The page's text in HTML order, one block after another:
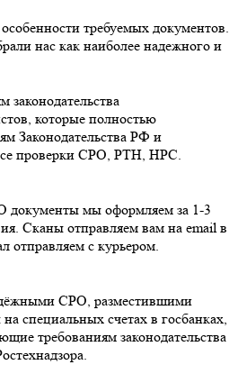
требуемых документов.
нас как наиболее надежного и
законодательства
которые полностью
Законодательства РФ и
проверки СРО, РТН, НРС.
документы мы оформляем за 1-3
Сканы отправляем вам на email в
отправляем с курьером.
СРО, разместившими
специальных счетах в госбанках,
требованиям законодательства